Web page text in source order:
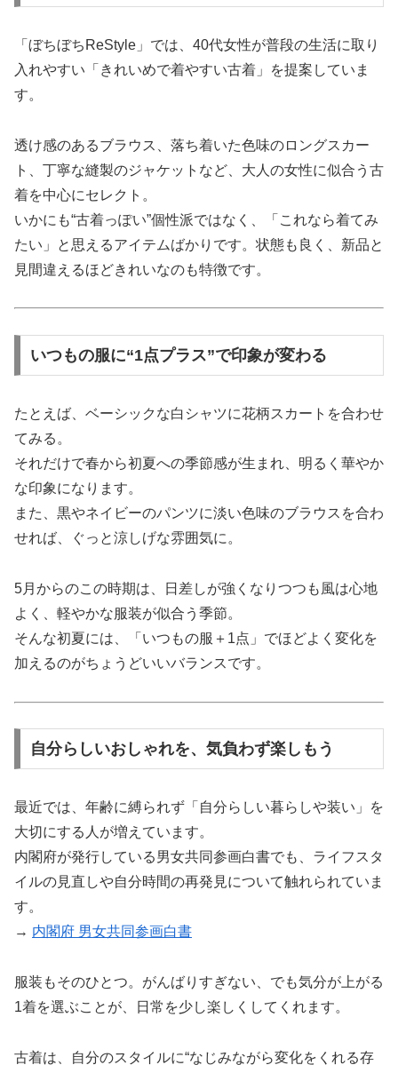
「ぼちぼちReStyle」では、40代女性が普段の生活に取り
入れやすい「きれいめで着やすい古着」を提案していま
す。
透け感のあるブラウス、落ち着いた色味のロングスカー
ト、丁寧な縫製のジャケットなど、大人の女性に似合う古
着を中心にセレクト。
いかにも“古着っぽい”個性派ではなく、「これなら着てみ
たい」と思えるアイテムばかりです。状態も良く、新品と
見間違えるほどきれいなのも特徴です。
いつもの服に“1点プラス”で印象が変わる
たとえば、ベーシックな白シャツに花柄スカートを合わせ
てみる。
それだけで春から初夏への季節感が生まれ、明るく華やか
な印象になります。
また、黒やネイビーのパンツに淡い色味のブラウスを合わ
せれば、ぐっと涼しげな雰囲気に。
5月からのこの時期は、日差しが強くなりつつも風は心地
よく、軽やかな服装が似合う季節。
そんな初夏には、「いつもの服＋1点」でほどよく変化を
加えるのがちょうどいいバランスです。
自分らしいおしゃれを、気負わず楽しもう
最近では、年齢に縛られず「自分らしい暮らしや装い」を
大切にする人が増えています。
内閣府が発行している男女共同参画白書でも、ライフスタ
イルの見直しや自分時間の再発見について触れられていま
す。
→ 内閣府 男女共同参画白書
服装もそのひとつ。がんばりすぎない、でも気分が上がる
1着を選ぶことが、日常を少し楽しくしてくれます。
古着は、自分のスタイルに“なじみながら変化をくれる存